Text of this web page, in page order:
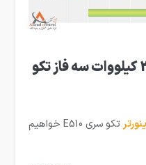
نحوه کد خوانی اینورتر 2.2 کیلووات سه فاز تکو
تکو سری E510 خواهیم